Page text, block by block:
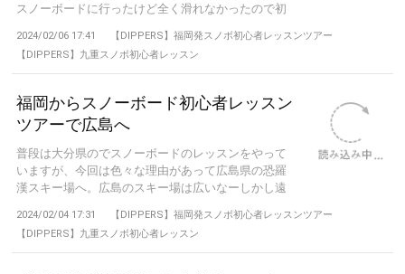
スノーボードに行ったけど全く滑れなかったので初
2024/02/06 17:41
【DIPPERS】福岡発スノボ初心者レッスンツアー
【DIPPERS】九重スノボ初心者レッスン
福岡からスノーボード初心者レッスン
ツアーで広島へ
普段は大分県のでスノーボードのレッスンをやって
いますが、今回は色々な理由があって広島県の恐羅
漢スキー場へ。広島のスキー場は広いなーしかし遠
2024/02/04 17:31
【DIPPERS】福岡発スノボ初心者レッスンツアー
【DIPPERS】九重スノボ初心者レッスン